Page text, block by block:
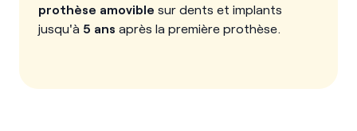
prothèse amovible sur dents et implants
jusqu'à 5 ans après la première prothèse.